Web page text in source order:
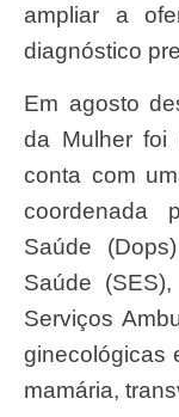
ampliar a
diagnóstico
Em agosto deste ano, a estrutura da Carreta
da Mulher foi
conta com
coordenada
Saúde
Saúde
Serviços
ginecológicas
mamária,